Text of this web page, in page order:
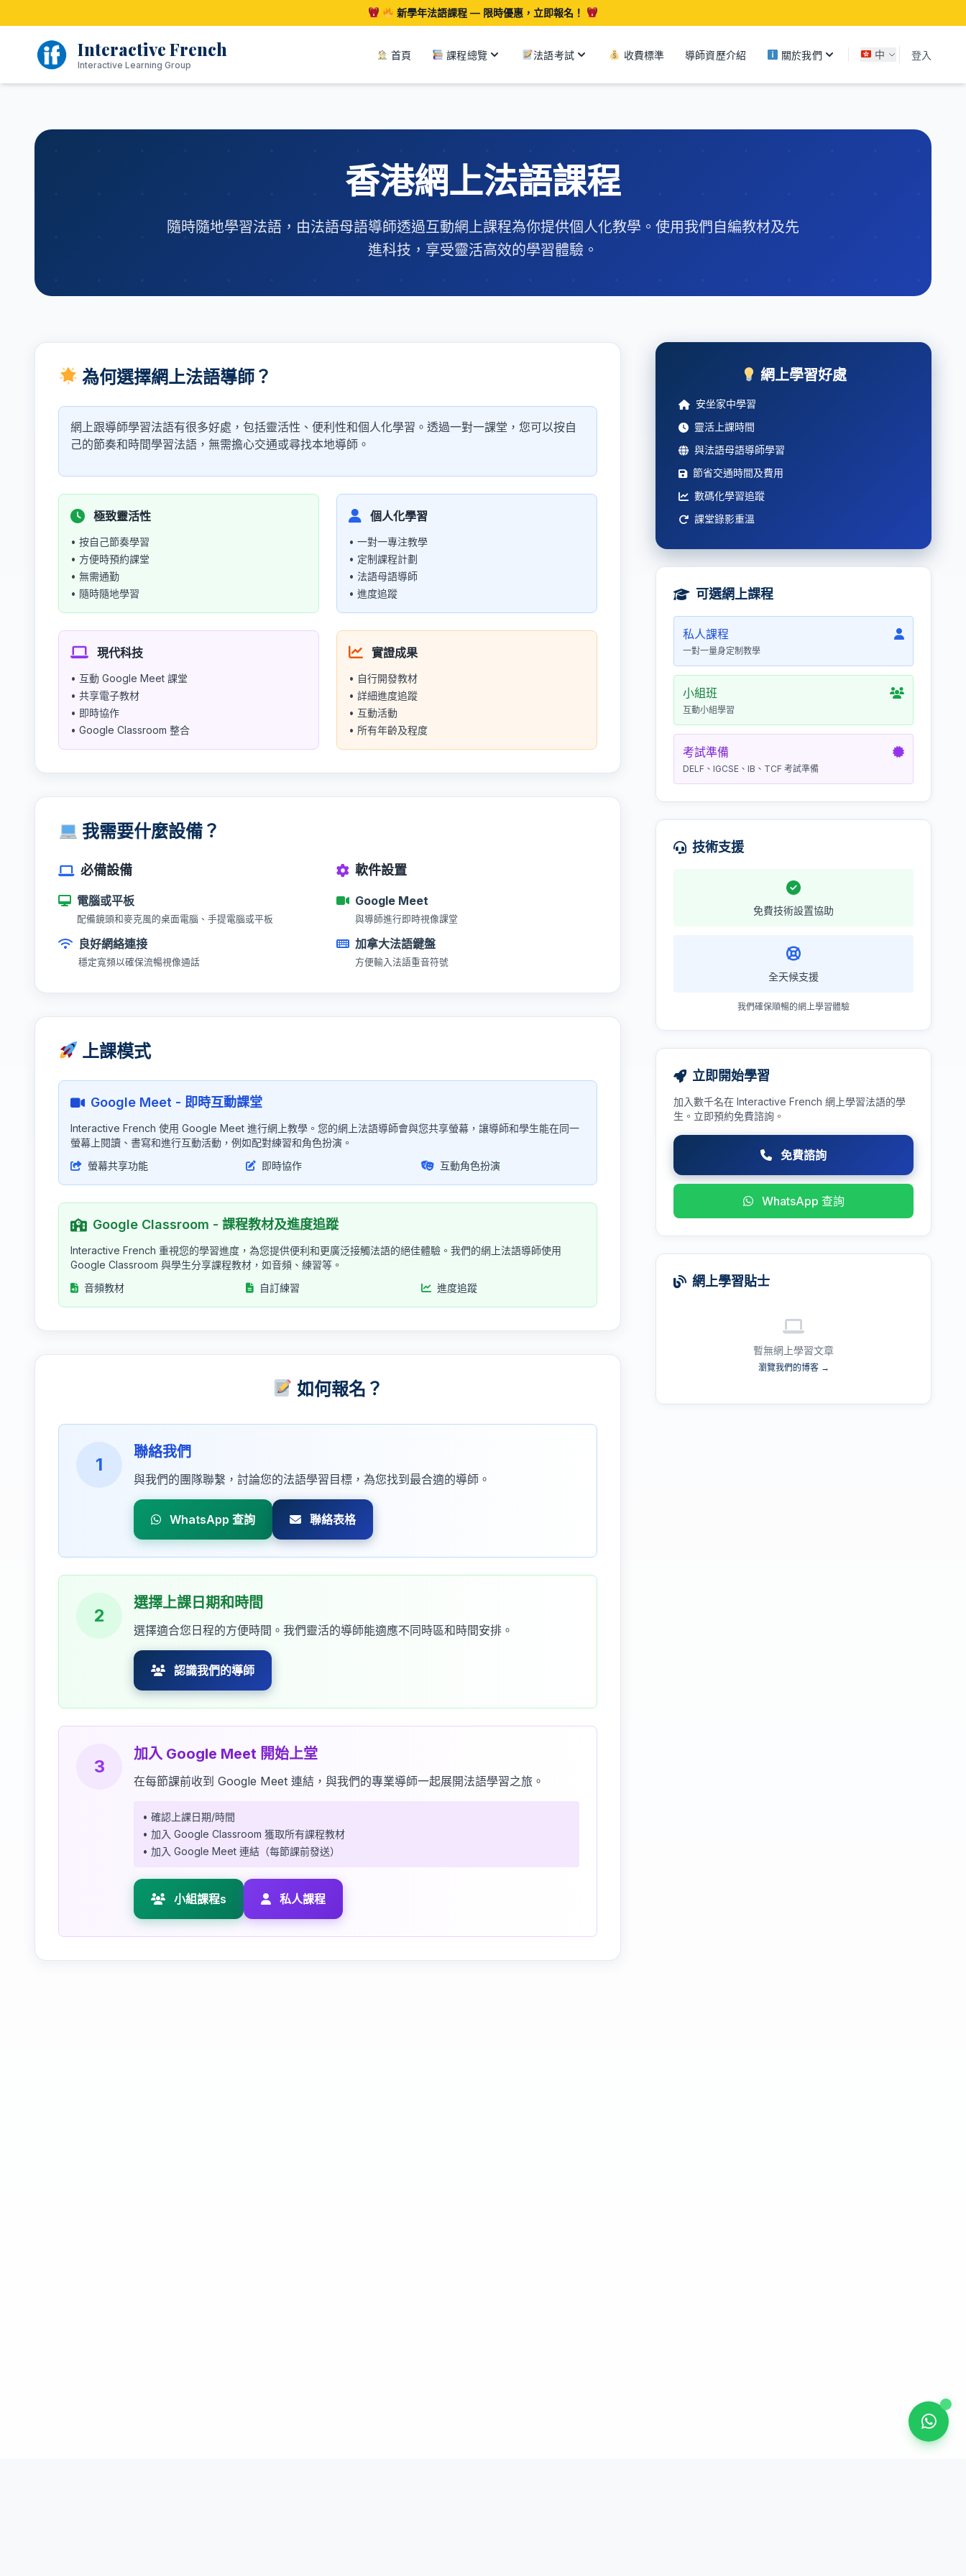
至
新學年法語課程 — 限時優惠，立即報名！
Interactive French
Interactive Learning Group
首頁 課程總覽 法語考試 收費標準 導師資歷介紹 關於我們 中 登入
香港網上法語課程
隨時隨地學習法語，由法語母語導師透過互動網上課程為你提供個人化教學。使用我們自編教材及先
進科技，享受靈活高效的學習體驗。
為何選擇網上法語導師？
網上跟導師學習法語有很多好處，包括靈活性、便利性和個人化學習。透過一對一課堂，您可以按自
己的節奏和時間學習法語，無需擔心交通或尋找本地導師。
極致靈活性
• 按自己節奏學習
• 方便時預約課堂
• 無需通勤
• 隨時隨地學習
個人化學習
• 一對一專注教學
• 定制課程計劃
• 法語母語導師
• 進度追蹤
現代科技
• 互動 Google Meet 課堂
• 共享電子教材
• 即時協作
• Google Classroom 整合
實證成果
• 自行開發教材
• 詳細進度追蹤
• 互動活動
• 所有年齡及程度
我需要什麼設備？
必備設備
電腦或平板
配備鏡頭和麥克風的桌面電腦、手提電腦或平板
良好網絡連接
穩定寬頻以確保流暢視像通話
軟件設置
Google Meet
與導師進行即時視像課堂
加拿大法語鍵盤
方便輸入法語重音符號
上課模式
Google Meet - 即時互動課堂
Interactive French 使用 Google Meet 進行網上教學。您的網上法語導師會與您共享螢幕，讓導師和學生能在同一
螢幕上閱讀、書寫和進行互動活動，例如配對練習和角色扮演。
螢幕共享功能
即時協作 互動角色扮演
Google Classroom - 課程教材及進度追蹤
Interactive French 重視您的學習進度，為您提供便利和更廣泛接觸法語的絕佳體驗。我們的網上法語導師使用
Google Classroom 與學生分享課程教材，如音頻、練習等。
音頻教材
自訂練習 進度追蹤
如何報名？
1
聯絡我們
與我們的團隊聯繫，討論您的法語學習目標，為您找到最合適的導師。
WhatsApp 查詢 聯絡表格
2
選擇上課日期和時間
選擇適合您日程的方便時間。我們靈活的導師能適應不同時區和時間安排。
認識我們的導師
3
加入 Google Meet 開始上堂
在每節課前收到 Google Meet 連結，與我們的專業導師一起展開法語學習之旅。
• 確認上課日期/時間
• 加入 Google Classroom 獲取所有課程教材
• 加入 Google Meet 連結（每節課前發送）
小組課程s 私人課程
網上學習好處
安坐家中學習
靈活上課時間
與法語母語導師學習
節省交通時間及費用
數碼化學習追蹤
課堂錄影重溫
可選網上課程
私人課程
一對一量身定制教學
小組班
互動小組學習
考試準備
DELF、IGCSE、IB、TCF 考試準備
技術支援
免費技術設置協助
全天候支援
我們確保順暢的網上學習體驗
立即開始學習
加入數千名在 Interactive French 網上學習法語的學
生。立即預約免費諮詢。
免費諮詢
WhatsApp 查詢
網上學習貼士
暫無網上學習文章
瀏覽我們的博客 →